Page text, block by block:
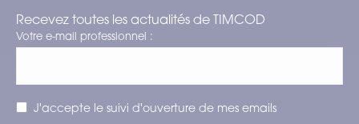
Recevez toutes les actualités de TIMCOD
Votre e-mail professionnel :
J'accepte le suivi d'ouverture de mes emails